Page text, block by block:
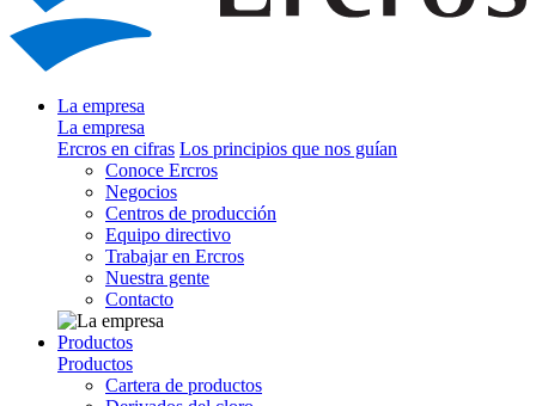
La empresa
La empresa
Ercros en cifras Los principios que nos guían
Conoce Ercros
Negocios
Centros de producción
Equipo directivo
Trabajar en Ercros
Nuestra gente
Contacto
Productos
Productos
Cartera de productos